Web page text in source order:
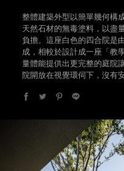
整體建築外型以簡單幾何構
天然石材的無毒塗料，以盡
負擔。這座白色的四合院是
成，相較於設計成一座「教
量體能提供出更完整的庭院
院開放在視覺環伺下，沒有